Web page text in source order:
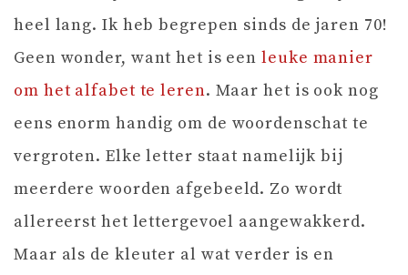
heel lang. Ik heb begrepen sinds de jaren 70!
Geen wonder, want het is eenleuke manier
om het alfabet te leren. Maar het is ook nog
eens enorm handig om de woordenschat te
vergroten. Elke letter staat namelijk bij
meerdere woorden afgebeeld. Zo wordt
allereerst het lettergevoel aangewakkerd.
Maar als de kleuter al wat verder is en